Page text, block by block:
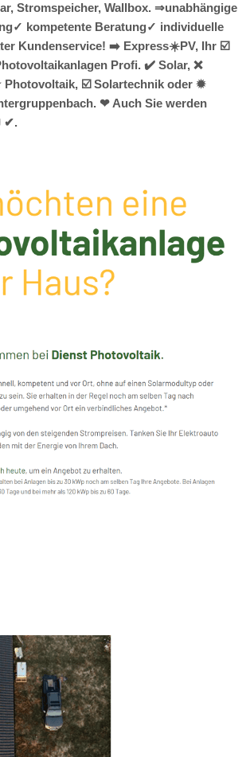
Stromspeicher, Wallbox. ⇒unabhängige
kompetente Beratung✓ individuelle
Kundenservice! ➡️ Express☀️PV️, Ihr ☑️
Profi. ✔️ Solar, ❌
Photovoltaik, ☑️ Solartechnik oder ✹
❤ Auch Sie werden
✔.